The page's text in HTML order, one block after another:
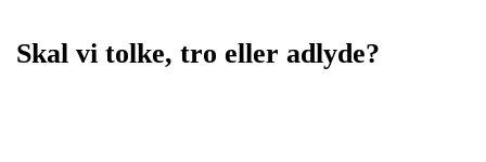
Skal vi tolke, tro eller adlyde?